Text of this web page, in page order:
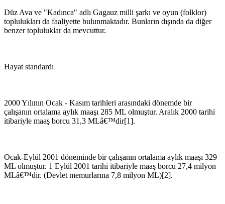
Düz Ava ve "Kadınca" adlı Gagauz milli şarkı ve oyun (folklor)
toplulukları da faaliyette bulunmaktadır. Bunların dışında da diğer
benzer topluluklar da mevcuttur.
Hayat standardı
2000 Yılının Ocak - Kasım tarihleri arasındaki dönemde bir
çalışanın ortalama aylık maaşı 285 ML olmuştur. Aralık 2000 tarihi
itibariyle maaş borcu 31,3 MLâ€™dir[1].
Ocak-Eylül 2001 döneminde bir çalışanın ortalama aylık maaşı 329
ML olmuştur. 1 Eylül 2001 tarihi itibariyle maaş borcu 27,4 milyon
MLâ€™dir. (Devlet memurlarına 7,8 milyon ML)[2].